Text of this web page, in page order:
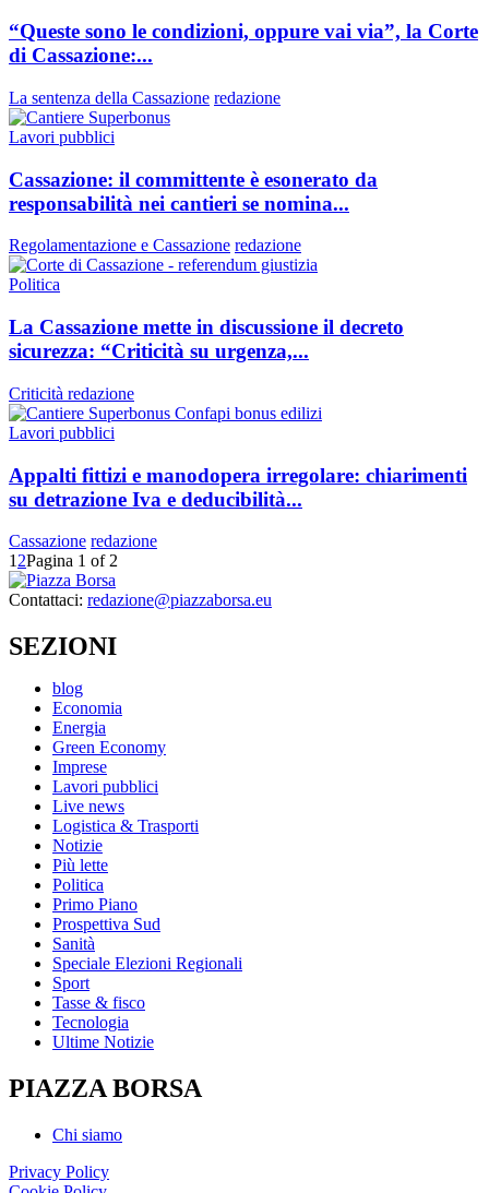
“Queste sono le condizioni, oppure vai via”, la Corte
di Cassazione:...
La sentenza della Cassazione redazione
Lavori pubblici
Cassazione: il committente è esonerato da
responsabilità nei cantieri se nomina...
Regolamentazione e Cassazione redazione
Politica
La Cassazione mette in discussione il decreto
sicurezza: “Criticità su urgenza,...
Criticità redazione
Lavori pubblici
Appalti fittizi e manodopera irregolare: chiarimenti
su detrazione Iva e deducibilità...
Cassazione redazione
1 2Pagina 1 of 2
Contattaci: redazione@piazzaborsa.eu
SEZIONI
blog
Economia
Energia
Green Economy
Imprese
Lavori pubblici
Live news
Logistica & Trasporti
Notizie
Più lette
Politica
Primo Piano
Prospettiva Sud
Sanità
Speciale Elezioni Regionali
Sport
Tasse & fisco
Tecnologia
Ultime Notizie
PIAZZA BORSA
Chi siamo
Privacy Policy